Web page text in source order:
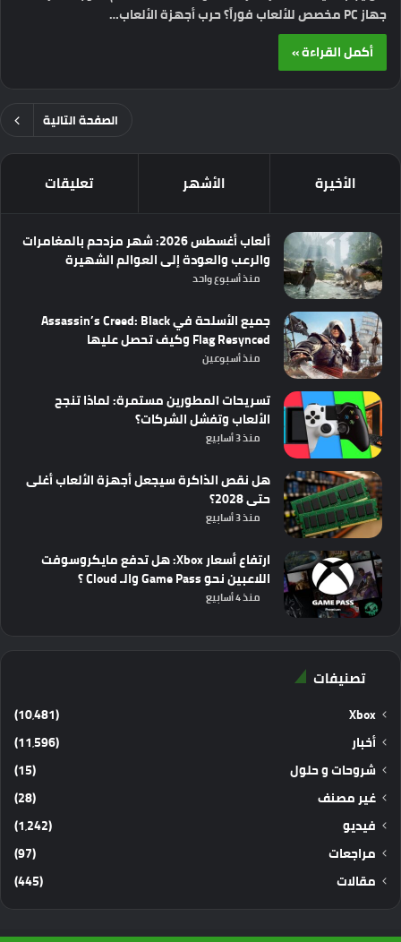
جهاز PC مخصص للألعاب فوراً؟ حرب أجهزة الألعاب…
أكمل القراءة »
الصفحة التالية
الأخيرة الأشهر تعليقات
ألعاب أغسطس 2026: شهر مزدحم بالمغامرات
والرعب والعودة إلى العوالم الشهيرة
منذ أسبوع واحد
جميع الأسلحة في Assassin’s Creed: Black
Flag Resynced وكيف تحصل عليها
منذ أسبوعين
تسريحات المطورين مستمرة: لماذا تنجح
الألعاب وتفشل الشركات؟
منذ 3 أسابيع
هل نقص الذاكرة سيجعل أجهزة الألعاب أغلى
حتى 2028؟
منذ 3 أسابيع
ارتفاع أسعار Xbox: هل تدفع مايكروسوفت
اللاعبين نحو Game Pass والـ Cloud ؟
منذ 4 أسابيع
تصنيفات
Xbox
(10٬481)
أخبار
(11٬596)
شروحات و حلول
(15)
غير مصنف
(28)
فيديو
(1٬242)
مراجعات
(97)
مقالات
(445)